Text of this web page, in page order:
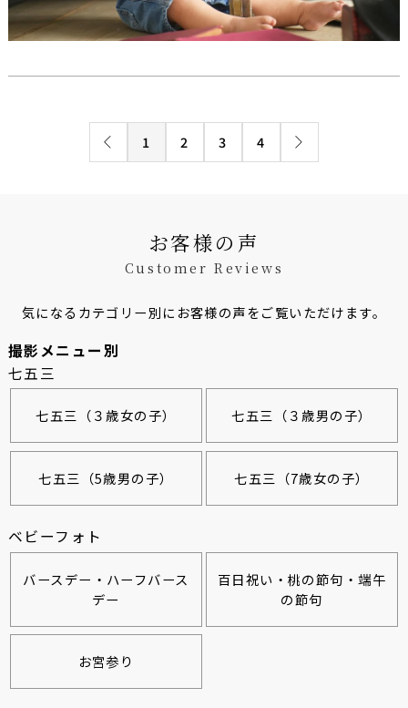
1 2 3 4
お客様の声
Customer Reviews
気になるカテゴリー別にお客様の声をご覧いただけます。
撮影メニュー別
七五三
七五三（３歳女の子） 七五三（３歳男の子）
七五三（5歳男の子） 七五三（7歳女の子）
ベビーフォト
バースデー・ハーフバース
デー
百日祝い・桃の節句・端午
の節句
お宮参り